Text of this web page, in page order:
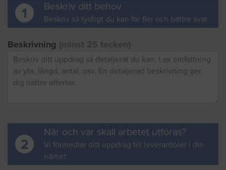
1 Beskriv ditt behov
Beskriv så tydligt du kan för fler och bättre svar.
Beskrivning
2
När och var skall arbetet utföras?
Vi förmedlar ditt uppdrag till leverantörer i din
närhet